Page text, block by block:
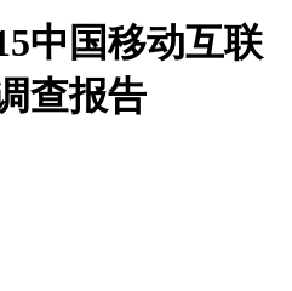
中国移动互联
查报告